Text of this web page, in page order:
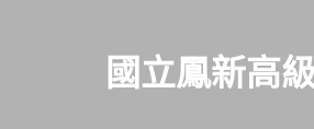
國立鳳新高